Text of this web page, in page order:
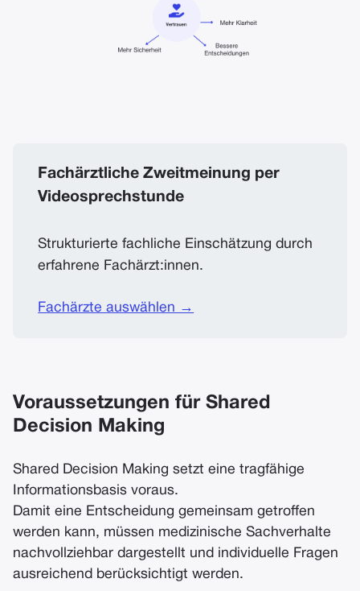
Fachärztliche Zweitmeinung per
Videosprechstunde
Strukturierte fachliche Einschätzung durch
erfahrene Fachärzt:innen.
Fachärzte auswählen →
Voraussetzungen für Shared
Decision Making
Shared Decision Making setzt eine tragfähige
Informationsbasis voraus.
Damit eine Entscheidung gemeinsam getroffen
werden kann, müssen medizinische Sachverhalte
nachvollziehbar dargestellt und individuelle Fragen
ausreichend berücksichtigt werden.